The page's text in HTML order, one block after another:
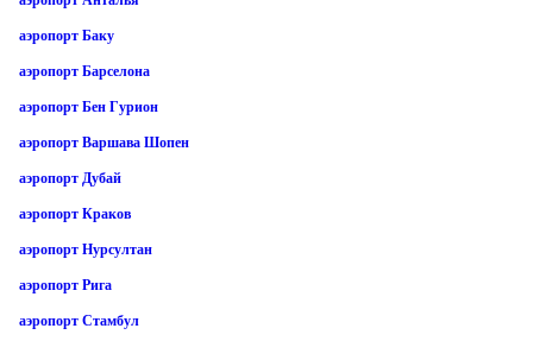
аэропорт Баку
аэропорт Барселона
аэропорт Бен Гурион
аэропорт Варшава Шопен
аэропорт Дубай
аэропорт Краков
аэропорт Нурсултан
аэропорт Рига
аэропорт Стамбул